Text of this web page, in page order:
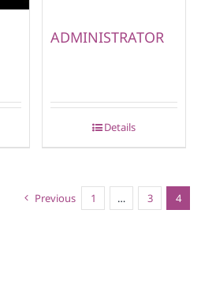
ADMINISTRATOR
Details
Previous 1 … 3 4